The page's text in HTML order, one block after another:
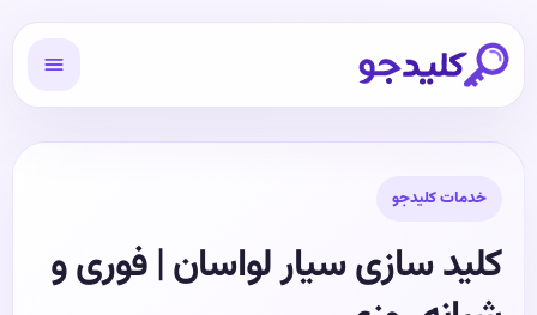
خدمات کلیدجو
کلید سازی سیار لواسان | فوری و